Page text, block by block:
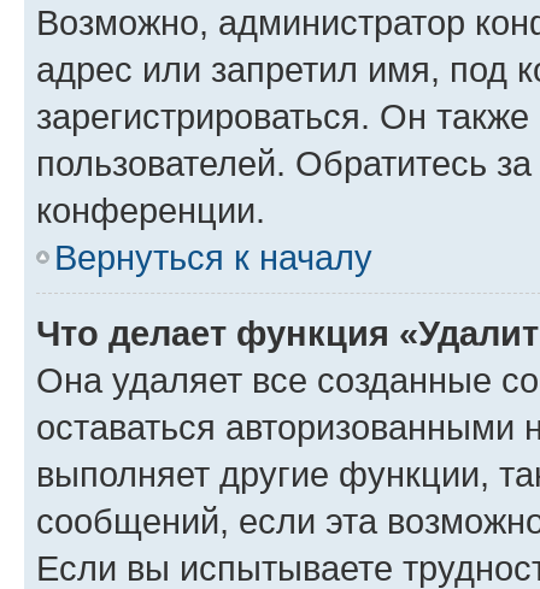
Возможно, администратор
адрес или запретил имя, под
зарегистрироваться. Он
пользователей. Обратитесь
конференции.
Вернуться к началу
Что делает функция
Она удаляет все созданные
оставаться авторизованными
выполняет другие функции,
сообщений, если эта
Если вы испытываете